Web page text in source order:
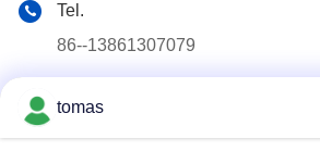
Tel.
86--13861307079
tomas